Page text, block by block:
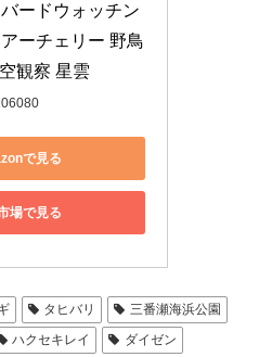
ードウォッチン
ーチェリー 野鳥
観察 星雲
で見る
場で見る
タヒバリ
三番瀬海浜公園
ハクセキレイ
ダイゼン